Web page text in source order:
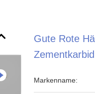
Gute Rote
Markenname: